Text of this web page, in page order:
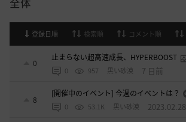
全体
登録日順 検索順 コメント順
0
止まらない超高速成長、HYPERBOOST
0 957 黒い砂漠 7 日前
8
[開催中のイベント] 今週のイベントは？
0 53.1K 黒い砂漠 2023.02.28